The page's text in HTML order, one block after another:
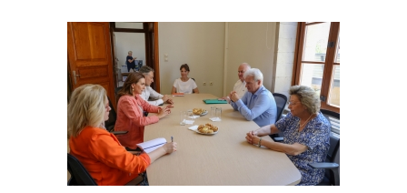
2015
2013
2012
2011
2010
2006